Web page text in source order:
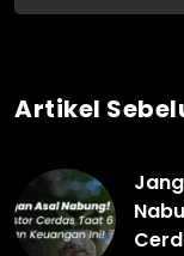
Artikel